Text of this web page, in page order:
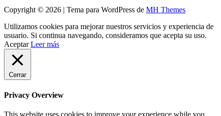
Copyright © 2026 | Tema para WordPress de MH Themes
Utilizamos cookies para mejorar nuestros servicios y experiencia de
usuario. Si continua navegando, consideramos que acepta su uso.
Aceptar Leer más
Cerrar
Privacy Overview
This website uses cookies to improve your experience while you